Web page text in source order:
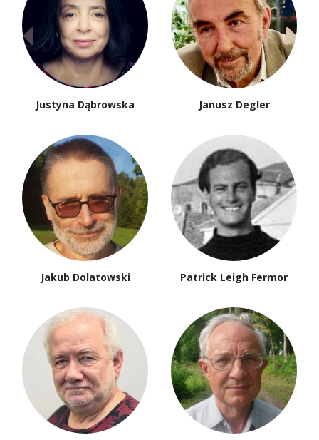
Justyna Dąbrowska Janusz Degler
Jakub Dolatowski Patrick Leigh Fermor